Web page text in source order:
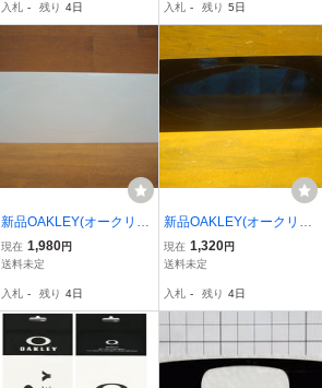
(ブラック)
入札 - 残り 4日
02ET 00007200（カラ
ー：ブラック）
入札 - 残り 5日
新品OAKLEY(オークリー)
Oアイコンステッカー カ
ラー：ホワイト
現在 1,980円
送料未定
入札 - 残り 4日
新品OAKLEY(オークリー)
Oアイコンステッカー カ
ラー：ブラック
現在 1,320円
送料未定
入札 - 残り 4日